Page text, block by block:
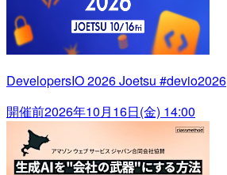
DevelopersIO 2026 Joetsu #devio2026
開催前2026年10月16日(金) 14:00